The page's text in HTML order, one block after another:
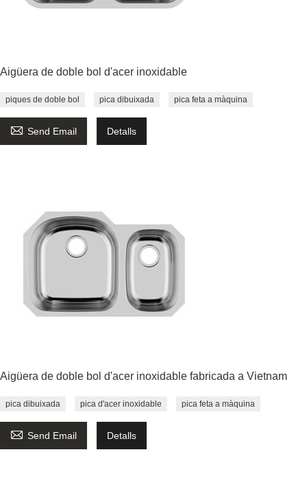
Aigüera de doble bol d'acer inoxidable
piques de doble bol pica dibuixada pica feta a màquina
 Send Email Detalls
Aigüera de doble bol d'acer inoxidable fabricada a Vietnam
pica dibuixada pica d'acer inoxidable pica feta a màquina
 Send Email Detalls